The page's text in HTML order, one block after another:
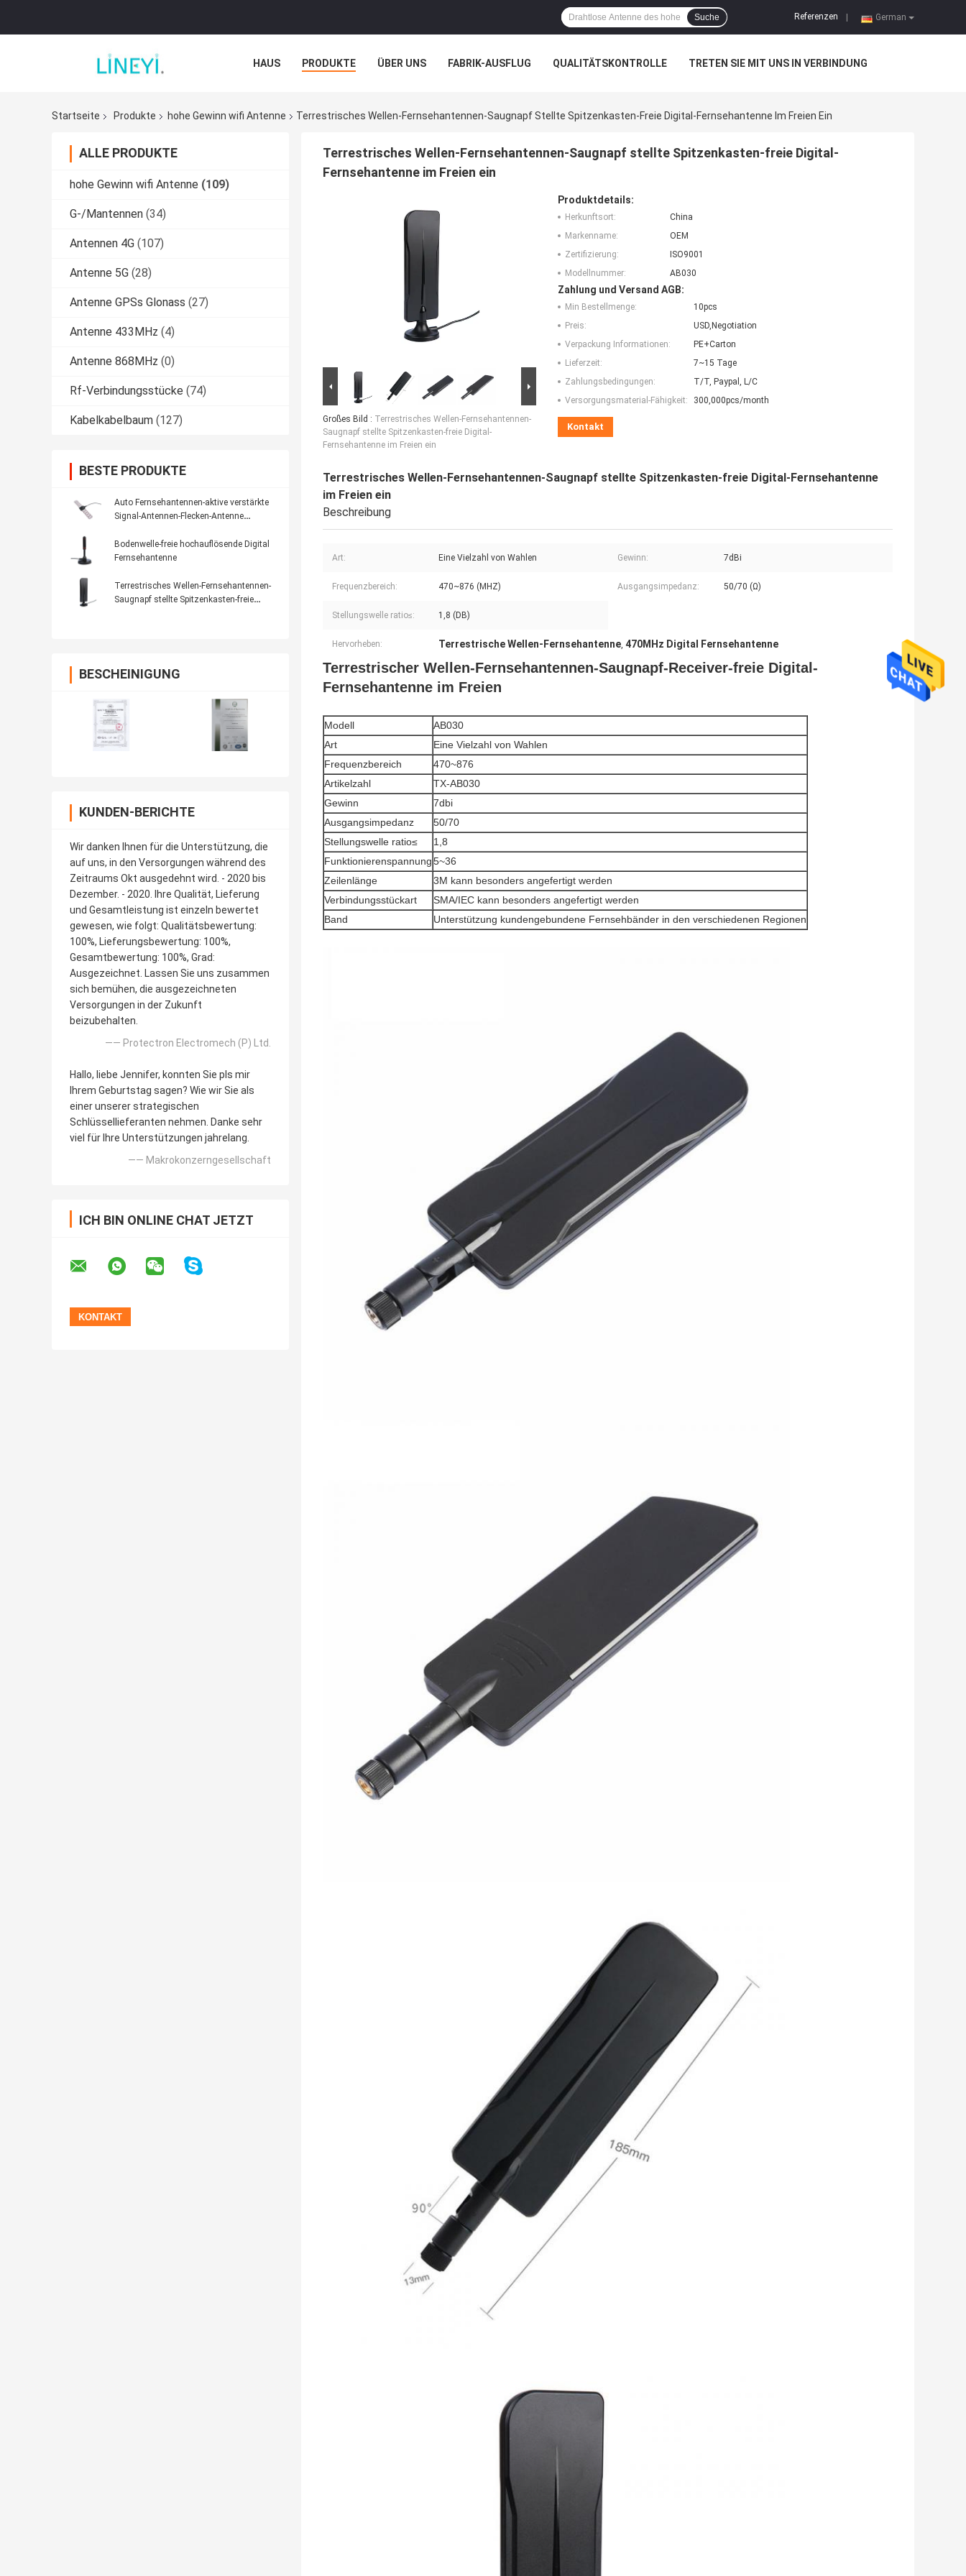
German
Referenzen
Suche
HAUS PRODUKTE ÜBER UNS FABRIK-AUSFLUG QUALITÄTSKONTROLLE TRETEN SIE MIT UNS IN VERBINDUNG
Startseite
Produkte hohe Gewinn wifi Antenne Terrestrisches Wellen-Fernsehantennen-Saugnapf Stellte Spitzenkasten-Freie Digital-Fernsehantenne Im Freien Ein
ALLE PRODUKTE
hohe Gewinn wifi Antenne (109)
G-/Mantennen (34)
Antennen 4G (107)
Antenne 5G (28)
Antenne GPSs Glonass (27)
Antenne 433MHz (4)
Antenne 868MHz (0)
Rf-Verbindungsstücke (74)
Kabelkabelbaum (127)
BESTE PRODUKTE
Auto Fernsehantennen-aktive verstärkte
Signal-Antennen-Flecken-Antenne
Bodenwelle-freie hochauflösende Digital
Fernsehantenne
Terrestrisches Wellen-Fernsehantennen-
Saugnapf stellte Spitzenkasten-freie
BESCHEINIGUNG
KUNDEN-BERICHTE
Wir danken Ihnen für die Unterstützung, die
auf uns, in den Versorgungen während des
Zeitraums Okt ausgedehnt wird. - 2020 bis
Dezember. - 2020. Ihre Qualität, Lieferung
und Gesamtleistung ist einzeln bewertet
gewesen, wie folgt: Qualitätsbewertung:
100%, Lieferungsbewertung: 100%,
Gesamtbewertung: 100%, Grad:
Ausgezeichnet. Lassen Sie uns zusammen
sich bemühen, die ausgezeichneten
Versorgungen in der Zukunft
beizubehalten.
—— Protectron Electromech (P) Ltd.
Hallo, liebe Jennifer, konnten Sie pls mir
Ihrem Geburtstag sagen? Wie wir Sie als
einer unserer strategischen
Schlüssellieferanten nehmen. Danke sehr
viel für Ihre Unterstützungen jahrelang.
—— Makrokonzerngesellschaft
ICH BIN ONLINE CHAT JETZT
Terrestrisches Wellen-Fernsehantennen-Saugnapf stellte Spitzenkasten-freie Digital-
Fernsehantenne im Freien ein
Großes Bild : Terrestrisches Wellen-Fernsehantennen-
Saugnapf stellte Spitzenkasten-freie Digital-
Fernsehantenne im Freien ein
Produktdetails:
Herkunftsort:
China
Markenname:
OEM
Zertifizierung:
ISO9001
Modellnummer:
AB030
Zahlung und Versand AGB:
Min Bestellmenge:
10pcs
Preis:
USD,Negotiation
Verpackung Informationen:
PE+Carton
Lieferzeit:
7~15 Tage
Zahlungsbedingungen:
T/T, Paypal, L/C
Versorgungsmaterial-Fähigkeit:
300,000pcs/month
Kontakt
Terrestrisches Wellen-Fernsehantennen-Saugnapf stellte Spitzenkasten-freie Digital-Fernsehantenne
im Freien ein
Beschreibung
Art: Eine Vielzahl von Wahlen Gewinn: 7dBi
Frequenzbereich: 470~876 (MHZ) Ausgangsimpedanz: 50/70 (Ω)
Stellungswelle ratio≤: 1,8 (DB)
Hervorheben: Terrestrische Wellen-Fernsehantenne, 470MHz Digital Fernsehantenne
Terrestrischer Wellen-Fernsehantennen-Saugnapf-Receiver-freie Digital-
Fernsehantenne im Freien
Modell
AB030
Art
Eine Vielzahl von Wahlen
Frequenzbereich
470~876
Artikelzahl
TX-AB030
Gewinn
7dbi
Ausgangsimpedanz
50/70
Stellungswelle ratio≤
1,8
Funktionierenspannung5~36
Zeilenlänge
3M kann besonders angefertigt werden
Verbindungsstückart
SMA/IEC kann besonders angefertigt werden
Band
Unterstützung kundengebundene Fernsehbänder in den verschiedenen Regionen